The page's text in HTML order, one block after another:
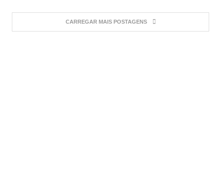
CARREGAR MAIS POSTAGENS